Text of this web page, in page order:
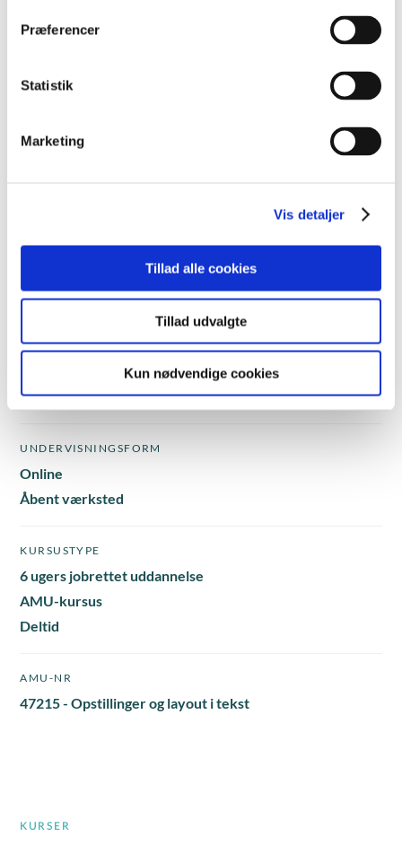
Præferencer
Statistik
Marketing
Vis detaljer
Tillad alle cookies
Tillad udvalgte
Kun nødvendige cookies
Læs mere
Hvad er blended learning?
fremmøde og individuelt arbejde på kursuscentret eller
Kursusinformationer
2 dage
UNDERVISNINGSFORM
Online
Åbent værksted
KURSUSTYPE
6 ugers jobrettet uddannelse
AMU-kursus
Deltid
AMU-NR
47215 - Opstillinger og layout i tekst
KURSER